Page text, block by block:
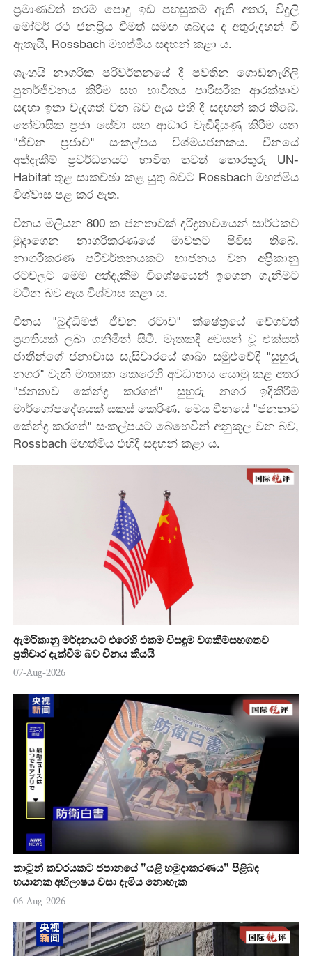
ප්‍රමාණවත් තරම් පොදු ඉඩ පහසුකම් ඇති අතර, විදුලි
මෝටර් රථ ජනප්‍රිය වීමත් සමඟ ශබ්දය ද අතුරුදහන් වී
ඇතැයි, Rossbach මහත්මිය සඳහන් කළා ය.
ශැංහයි නාගරික පරිවර්තනයේ දී පවතින ගොඩනැගිලි
පුනර්ජීවනය කිරීම සහ භාවිතය පාරිසරික ආරක්ෂාව
සඳහා ඉතා වැදගත් වන බව ඇය එහි දී සඳහන් කර තිබේ.
නේවාසික ප්‍රජා සේවා සහ ආධාර වැඩිදියුණු කිරීම යන
"ජීවන ප්‍රජාව" සංකල්පය විශ්මයජනකය. චීනයේ
අත්දැකීම් ප්‍රවර්ධනයට භාවිත තවත් තොරතුරු UN-
Habitat තුළ සාකච්ඡා කළ යුතු බවට Rossbach මහත්මිය
විශ්වාස පළ කර ඇත.
චීනය මිලියන 800 ක ජනතාවක් දරිද්‍රතාවයෙන් සාර්ථකව
මුදාගෙන නාගරීකරණයේ මාවතට පිවිස තිබේ.
නාගරීකරණ පරිවර්තනයකට භාජනය වන අප්‍රිකානු
රටවලට මෙම අත්දැකීම විශේෂයෙන් ඉගෙන ගැනීමට
වටින බව ඇය විශ්වාස කළා ය.
චීනය "බුද්ධිමත් ජීවන රටාව" ක්ෂේත්‍රයේ වේගවත්
ප්‍රගතියක් ලබා ගනිමින් සිටී. මෑතකදී අවසන් වූ එක්සත්
ජාතීන්ගේ ජනාවාස සැසිවාරයේ ශාඛා සමුළුවේදී "සුහුරු
නගර" වැනි මාතෘකා කෙරෙහි අවධානය යොමු කළ අතර
"ජනතාව කේන්ද්‍ර කරගත්" සුහුරු නගර ඉදිකිරීම්
මාර්ගෝපදේශයක් සකස් කෙරිණ. මෙය චීනයේ "ජනතාව
කේන්ද්‍ර කරගත්" සංකල්පයට බෙහෙවින් අනුකූල වන බව,
Rossbach මහත්මිය එහිදී සඳහන් කළා ය.
ඇමරිකානු මර්දනයට එරෙහි එකම විසඳුම වගකීම්සහගතව
ප්‍රතිචාර දැක්වීම බව චීනය කියයි
07-Aug-2026
කාටූන් කවරයකට ජපානයේ "යළි හමුදාකරණය" පිළිබඳ
භයානක අභිලාෂය වසා දැමිය නොහැක
06-Aug-2026